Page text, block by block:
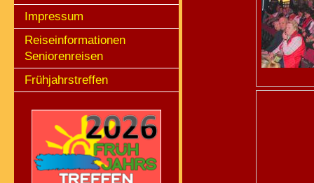
Impressum
Reiseinformationen
Seniorenreisen
Frühjahrstreffen